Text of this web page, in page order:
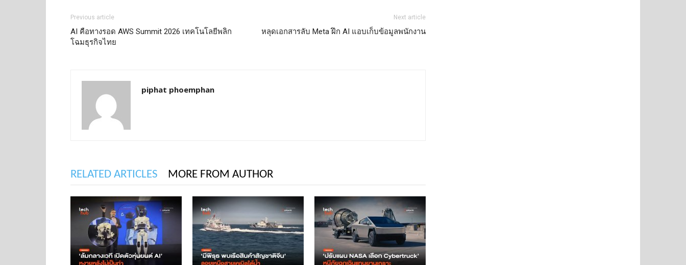
Previous article
AI คือทางรอด AWS Summit 2026 เทคโนโลยีพลิก
โฉมธุรกิจไทย
Next article
หลุดเอกสารลับ Meta ฝึก AI แอบเก็บข้อมูลพนักงาน
piphat phoemphan
RELATED ARTICLES MORE FROM AUTHOR